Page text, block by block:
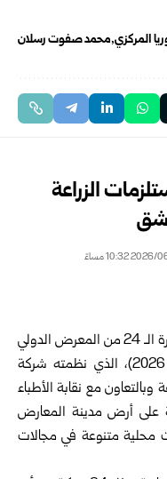
المركزي محمد صفوت رسلان
الزراعة
اختتمت مساء اليوم السبت فعاليات الدورة الـ 24 من المعرض الدولي
)، الذي نظمته شركة
وبالتعاون مع نقابة الأطباء
على أرض مدينة المعارض
محلية متنوعة في مجالات